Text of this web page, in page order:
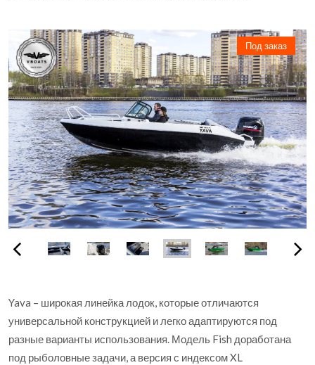
Под заказ
Yava – широкая линейка лодок, которые отличаются
универсальной конструкцией и легко адаптируются под
разные варианты использования. Модель Fish доработана
под рыболовные задачи, а версия с индексом XL